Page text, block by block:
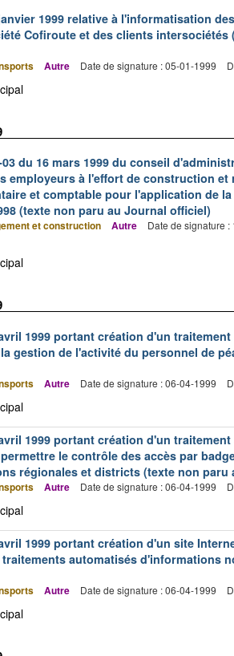
1999 relative à l'informatisation
Cofiroute et des clients
Autre Date de signature : 05-01-1999
03 du 16 mars 1999 du conseil
employeurs à l'effort de construction
et comptable pour l'application de
(texte non paru au Journal officiel)
et construction Autre Date de signature :
1999 portant création d'un
gestion de l'activité du personnel de
Autre Date de signature : 06-04-1999
1999 portant création d'un
le contrôle des accès par
régionales et districts (texte non paru
Autre Date de signature : 06-04-1999
1999 portant création d'un site
automatisés d'informations
Autre Date de signature : 06-04-1999